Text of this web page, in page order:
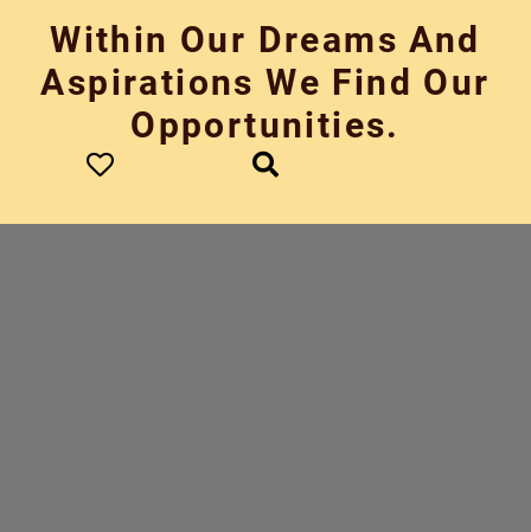
content
Within Our Dreams And
Aspirations We Find Our
Opportunities.